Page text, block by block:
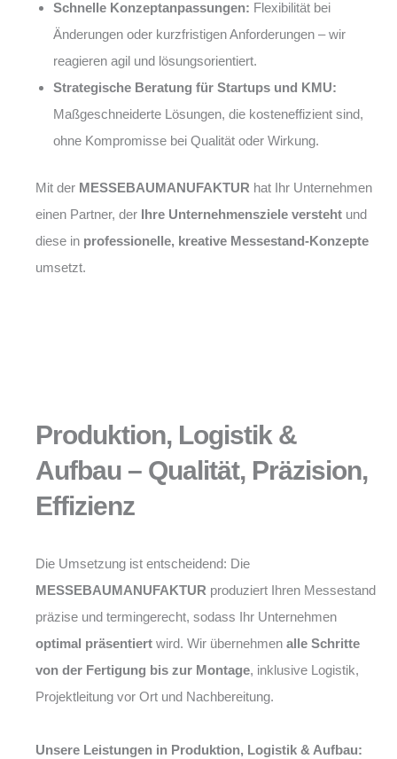
Schnelle Konzeptanpassungen: Flexibilität bei
Änderungen oder kurzfristigen Anforderungen – wir
reagieren agil und lösungsorientiert.
Strategische Beratung für Startups und KMU:
Maßgeschneiderte Lösungen, die kosteneffizient sind,
ohne Kompromisse bei Qualität oder Wirkung.
Mit der MESSEBAUMANUFAKTUR hat Ihr Unternehmen
einen Partner, der Ihre Unternehmensziele versteht und
diese in professionelle, kreative Messestand-Konzepte
umsetzt.
Produktion, Logistik &
Aufbau – Qualität, Präzision,
Effizienz
Die Umsetzung ist entscheidend: Die
MESSEBAUMANUFAKTUR produziert Ihren Messestand
präzise und termingerecht, sodass Ihr Unternehmen
optimal präsentiert wird. Wir übernehmen alle Schritte
von der Fertigung bis zur Montage, inklusive Logistik,
Projektleitung vor Ort und Nachbereitung.
Unsere Leistungen in Produktion, Logistik & Aufbau: